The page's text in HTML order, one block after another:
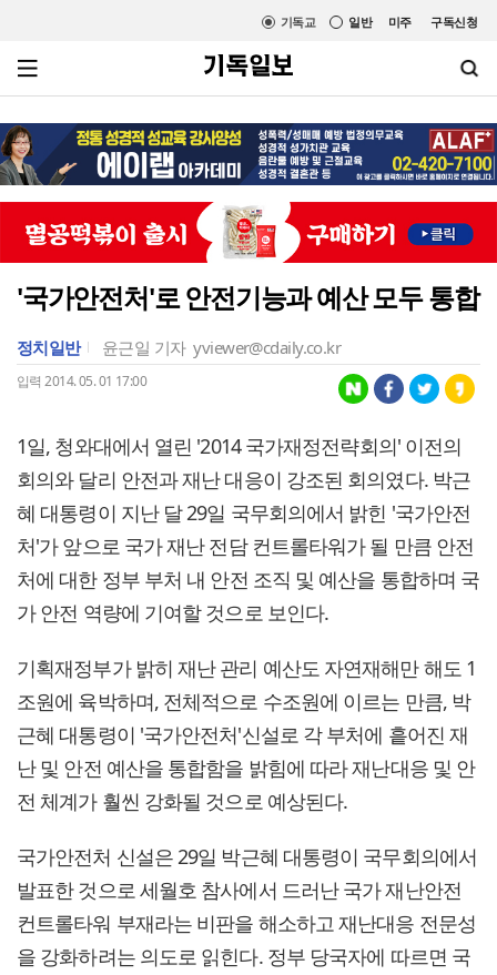
미주 구독신청
일반
기독교
'국가안전처'로 안전기능과 예산 모두 통합
정치일반 윤근일 기자 yviewer@cdaily.co.kr
입력 2014. 05. 01 17:00
1일, 청와대에서 열린 '2014 국가재정전략회의' 이전의
회의와 달리 안전과 재난 대응이 강조된 회의였다. 박근
혜 대통령이 지난 달 29일 국무회의에서 밝힌 '국가안전
처'가 앞으로 국가 재난 전담 컨트롤타워가 될 만큼 안전
처에 대한 정부 부처 내 안전 조직 및 예산을 통합하며 국
가 안전 역량에 기여할 것으로 보인다.
기획재정부가 밝히 재난 관리 예산도 자연재해만 해도 1
조원에 육박하며, 전체적으로 수조원에 이르는 만큼, 박
근혜 대통령이 '국가안전처'신설로 각 부처에 흩어진 재
난 및 안전 예산을 통합함을 밝힘에 따라 재난대응 및 안
전 체계가 훨씬 강화될 것으로 예상된다.
국가안전처 신설은 29일 박근혜 대통령이 국무회의에서
발표한 것으로 세월호 참사에서 드러난 국가 재난안전
컨트롤타워 부재라는 비판을 해소하고 재난대응 전문성
을 강화하려는 의도로 읽힌다. 정부 당국자에 따르면 국